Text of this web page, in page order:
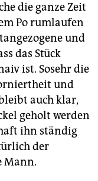
die ganze Zeit
Po rumlaufen
und
das Stück
ist. Sosehr die
und
auch klar,
geholt werden
ihn ständig
der
Mann.